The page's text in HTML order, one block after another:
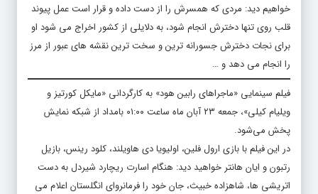
خواهیم دید: مردی که همسرش را از دست داده و قرار است عمل پیوند
قلب روی تنها دخترش انجام شود، به دلایلی از کشور اخراج می شود او
برای نجات دخترش جسورانه ترین و سخت ترین نقشه های عبور از مرز
را انجام می دهد و …
فیلم سینمایی «ماجراهای رابین هود» به کارگردانی «مایکل کورتیز و
ویلیام کیلی»، جمعه ۲۳ آبان ماه ساعت ۰۱:۰۰ بامداد از شبکه نمایش
پخش می‌شود.
در این فیلم با بازی ارول فلین، اولیویا دی هاویلند، کلود رینس، بازیل
رتبون و ایان هانتر خواهید دید: هنگام اسارت ریچارد شیردل به دست
اتریشی‏ ها، شاهزاده‏ خبیث، جان خود را فرمانروای انگلستان اعلام می‏